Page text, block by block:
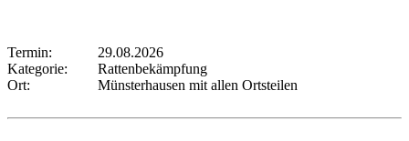
Termin:
29.08.2026
Kategorie:
Rattenbekämpfung
Ort:
Münsterhausen mit allen Ortsteilen